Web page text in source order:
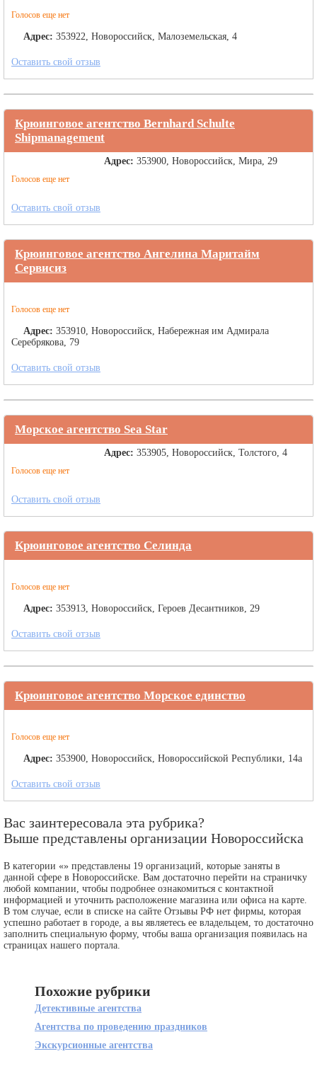
Голосов еще нет
Адрес: 353922, Новороссийск, Малоземельская, 4
Оставить свой отзыв
Крюинговое агентство Bernhard Schulte
Shipmanagement
Голосов еще нет
Адрес: 353900, Новороссийск, Мира, 29
Оставить свой отзыв
Крюинговое агентство Ангелина Маритайм
Сервисиз
Голосов еще нет
Адрес: 353910, Новороссийск, Набережная им Адмирала
Серебрякова, 79
Оставить свой отзыв
Морское агентство Sea Star
Голосов еще нет
Адрес: 353905, Новороссийск, Толстого, 4
Оставить свой отзыв
Крюинговое агентство Селинда
Голосов еще нет
Адрес: 353913, Новороссийск, Героев Десантников, 29
Оставить свой отзыв
Крюинговое агентство Морское единство
Голосов еще нет
Адрес: 353900, Новороссийск, Новороссийской Республики, 14а
Оставить свой отзыв
Вас заинтересовала эта рубрика?
Выше представлены организации Новороссийска
В категории «» представлены 19 организаций, которые заняты в
данной сфере в Новороссийске. Вам достаточно перейти на страничку
любой компании, чтобы подробнее ознакомиться с контактной
информацией и уточнить расположение магазина или офиса на карте.
В том случае, если в списке на сайте Отзывы РФ нет фирмы, которая
успешно работает в городе, а вы являетесь ее владельцем, то достаточно
заполнить специальную форму, чтобы ваша организация появилась на
страницах нашего портала.
Похожие рубрики
Детективные агентства
Агентства по проведению праздников
Экскурсионные агентства